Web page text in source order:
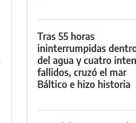
Tras 55 horas
ininterrumpidas
del agua y cuatro
fallidos, cruzó el mar
Báltico e hizo historia